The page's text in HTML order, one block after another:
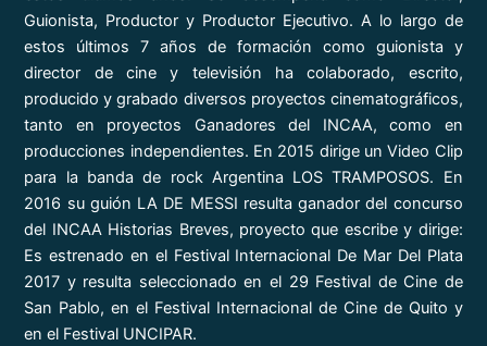
Guionista, Productor y Productor Ejecutivo. A lo largo de
estos últimos 7 años de formación como guionista y
director de cine y televisión ha colaborado, escrito,
producido y grabado diversos proyectos cinematográficos,
tanto en proyectos Ganadores del INCAA, como en
producciones independientes. En 2015 dirige un Video Clip
para la banda de rock Argentina LOS TRAMPOSOS. En
2016 su guión LA DE MESSI resulta ganador del concurso
del INCAA Historias Breves, proyecto que escribe y dirige:
Es estrenado en el Festival Internacional De Mar Del Plata
2017 y resulta seleccionado en el 29 Festival de Cine de
San Pablo, en el Festival Internacional de Cine de Quito y
en el Festival UNCIPAR.